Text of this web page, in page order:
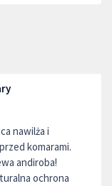
nawilża i
komarami.
andiroba!
ochrona